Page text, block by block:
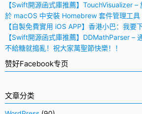
【Swift開源函式庫推薦】TouchVisualizer
於 macOS 中安裝 Homebrew 套件管理工具
【自製免費實用 iOS APP】香港小巴：我要下
【Swift開源函式庫推薦】DDMathParser –
不給糖就搗亂！祝大家萬聖節快樂！！
赞好Facebook专页
文章分类